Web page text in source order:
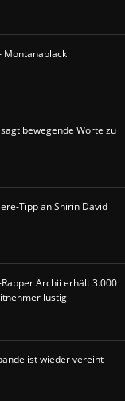
Montanablack
bewegende Worte zu
Tipp an Shirin David
Archii erhält 3.000
lustig
ist wieder vereint